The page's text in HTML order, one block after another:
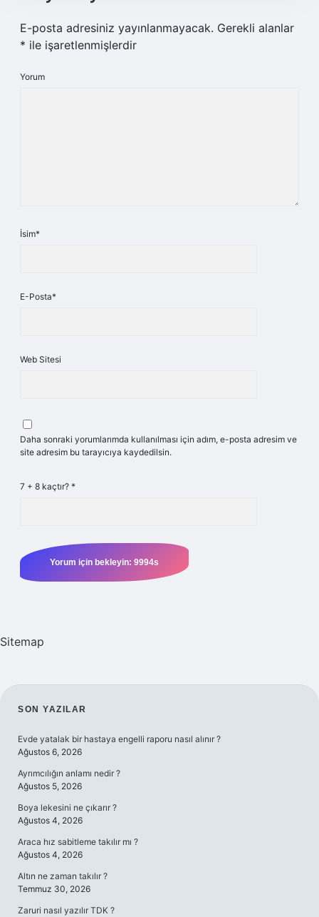
E-posta adresiniz yayınlanmayacak. Gerekli alanlar
* ile işaretlenmişlerdir
Yorum
İsim*
E-Posta*
Web Sitesi
Daha sonraki yorumlarımda kullanılması için adım, e-posta adresim ve
site adresim bu tarayıcıya kaydedilsin.
7 + 8 kaçtır? *
Sitemap
SIDEBAR
SON YAZILAR
Evde yatalak bir hastaya engelli raporu nasıl alınır ?
Ağustos 6, 2026
Ayrımcılığın anlamı nedir ?
Ağustos 5, 2026
Boya lekesini ne çıkarır ?
Ağustos 4, 2026
Araca hız sabitleme takılır mı ?
Ağustos 4, 2026
Altın ne zaman takılır ?
Temmuz 30, 2026
Zaruri nasıl yazılır TDK ?